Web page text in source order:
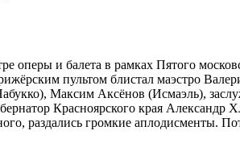
оперы и балета в рамках Пятого
пультом блистал маэстро
Максим Аксёнов (Исмаэль),
Красноярского края
раздались громкие аплодисменты.